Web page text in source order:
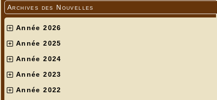
Archives des Nouvelles
Année 2026
Année 2025
Année 2024
Année 2023
Année 2022